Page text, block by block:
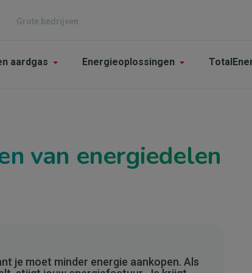
Grote bedrijven
aardgas Energieoplossingen
van energiedelen
je moet minder energie aankopen. Als